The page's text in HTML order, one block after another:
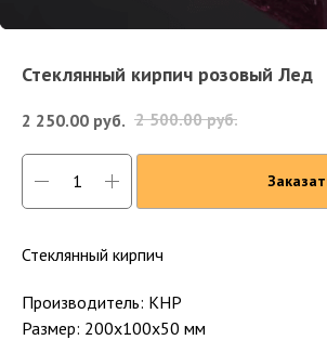
Стеклянный кирпич розовый Лед
2 250.00 руб. 2 500.00 руб.
Стеклянный кирпич
Производитель: КНР
Размер: 200x100x50 мм